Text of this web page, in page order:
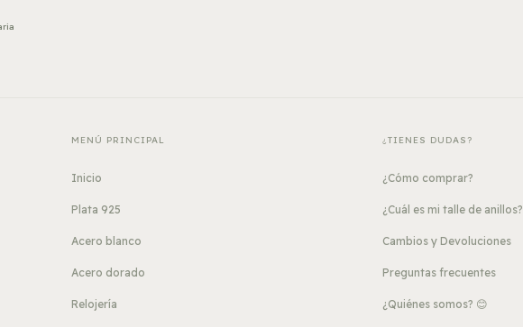
MENÚ PRINCIPAL
Inicio
Plata 925
Acero blanco
Acero dorado
Relojería
¿TIENES DUDAS?
¿Cómo comprar?
¿Cuál es mi talle de anillos?
Cambios y Devoluciones
Preguntas frecuentes
¿Quiénes somos? 😊